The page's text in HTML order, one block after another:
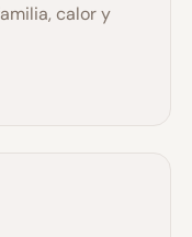
calor y